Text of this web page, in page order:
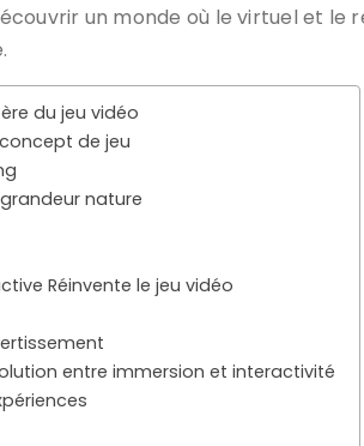
un monde où le virtuel et le
du jeu vidéo
de jeu
nature
Réinvente le jeu vidéo
entre immersion et interactivité